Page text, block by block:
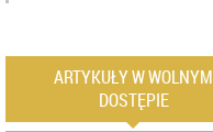
ARTYKUŁY W WOLNYM
DOSTĘPIE